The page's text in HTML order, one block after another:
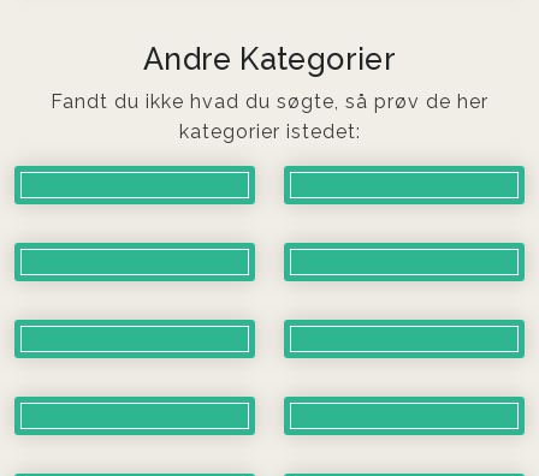
Andre Kategorier
Fandt du ikke hvad du søgte, så prøv de her
kategorier istedet: